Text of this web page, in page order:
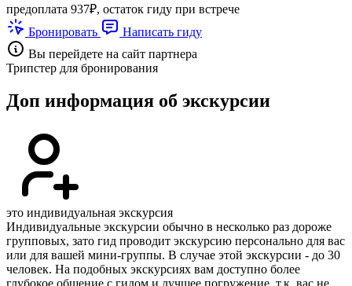
предоплата 937₽, остаток гиду при встрече
Бронировать
Написать гиду
Вы перейдете на сайт партнера
Трипстер для бронирования
Доп информация об экскурсии
это индивидуальная экскурсия
Индивидуальные экскурсии обычно в несколько раз дороже
групповых, зато гид проводит экскурсию персонально для вас
или для вашей мини-группы. В случае этой экскурсии - до 30
человек. На подобных экскурсиях вам доступно более